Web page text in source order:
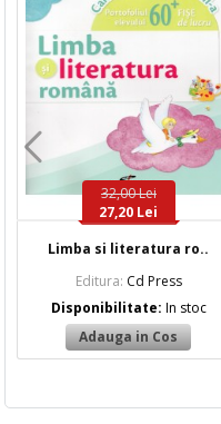
32,00 Lei
27,20 Lei
Limba si literatura ro..
Editura: Cd Press
Disponibilitate: In stoc